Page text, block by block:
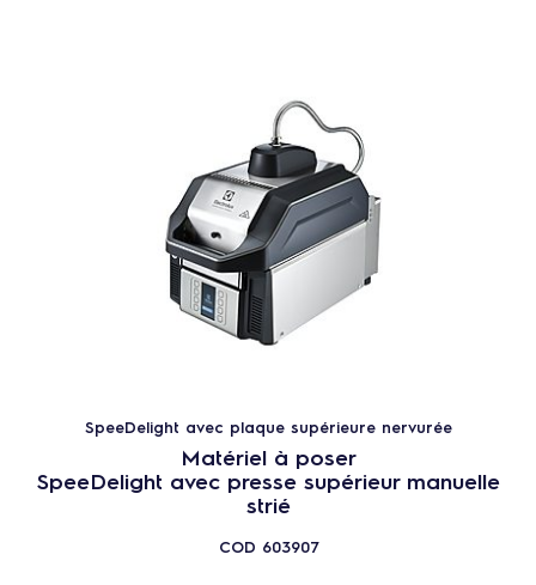
SpeeDelight avec plaque supérieure nervurée
Matériel à poser
SpeeDelight avec presse supérieur manuelle
strié
COD 603907